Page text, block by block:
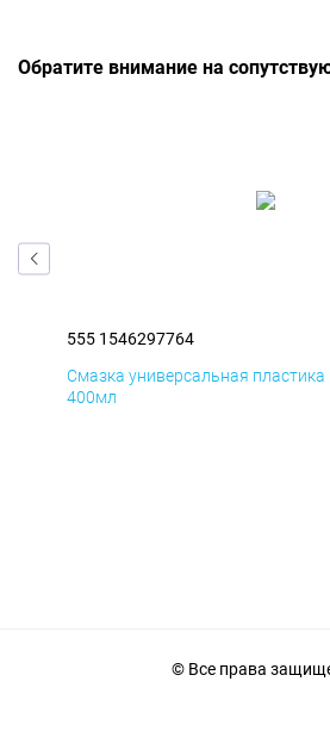
Обратите внимание на
555 1546297764
Смазка универсальная
400мл
© Все права